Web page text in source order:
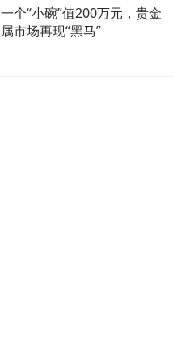
一个“小碗”值200万元，贵金
属市场再现“黑马”